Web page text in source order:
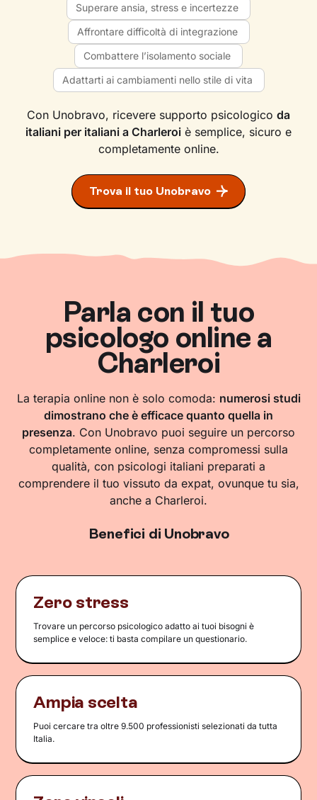
Superare ansia, stress e incertezze
Affrontare difficoltà di integrazione
Combattere l’isolamento sociale
Adattarti ai cambiamenti nello stile di vita
Con Unobravo, ricevere supporto psicologico da
italiani per italiani a Charleroi è semplice, sicuro e
completamente online.
Trova il tuo Unobravo
Parla con il tuo
psicologo online a
Charleroi
La terapia online non è solo comoda: numerosi studi
dimostrano che è efficace quanto quella in
presenza. Con Unobravo puoi seguire un percorso
completamente online, senza compromessi sulla
qualità, con psicologi italiani preparati a
comprendere il tuo vissuto da expat, ovunque tu sia,
anche a Charleroi.
Benefici di Unobravo
Zero stress
Trovare un percorso psicologico adatto ai tuoi bisogni è
semplice e veloce: ti basta compilare un questionario.
Ampia scelta
Puoi cercare tra oltre 9.500 professionisti selezionati da tutta
Italia.